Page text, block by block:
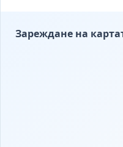
Зареждане на